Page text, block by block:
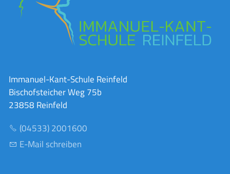
Immanuel-Kant-Schule Reinfeld
Bischofsteicher Weg 75b
23858 Reinfeld
(04533) 2001600
E-Mail schreiben